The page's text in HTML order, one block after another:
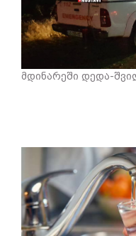
მდინარეში დედა-